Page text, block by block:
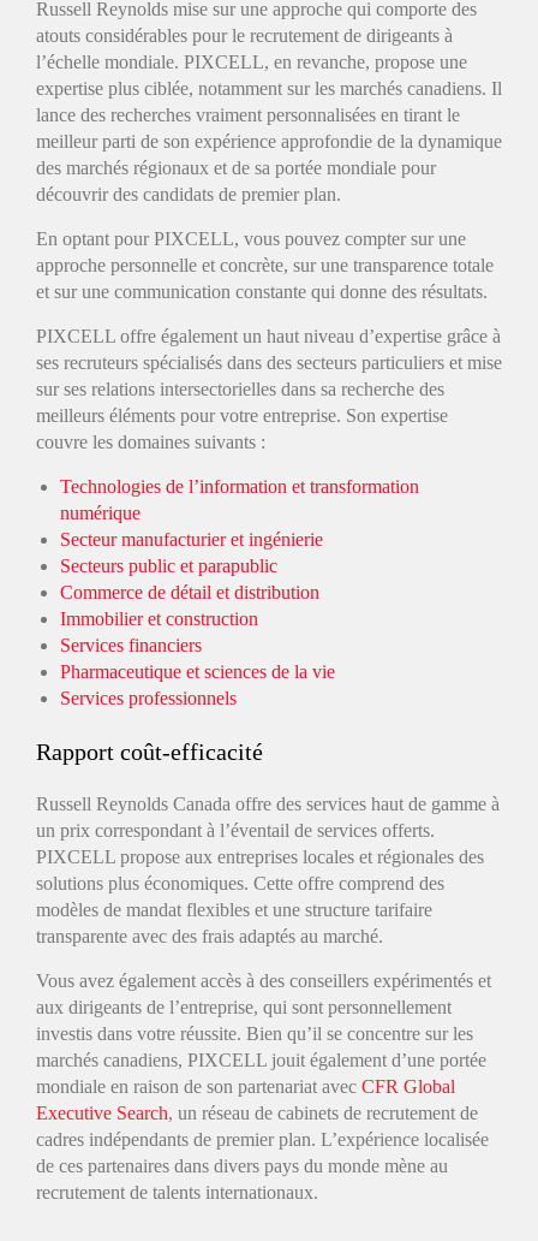
Russell Reynolds mise sur une approche qui comporte des
atouts considérables pour le recrutement de dirigeants à
l’échelle mondiale. PIXCELL, en revanche, propose une
expertise plus ciblée, notamment sur les marchés canadiens. Il
lance des recherches vraiment personnalisées en tirant le
meilleur parti de son expérience approfondie de la dynamique
des marchés régionaux et de sa portée mondiale pour
découvrir des candidats de premier plan.
En optant pour PIXCELL, vous pouvez compter sur une
approche personnelle et concrète, sur une transparence totale
et sur une communication constante qui donne des résultats.
PIXCELL offre également un haut niveau d’expertise grâce à
ses recruteurs spécialisés dans des secteurs particuliers et mise
sur ses relations intersectorielles dans sa recherche des
meilleurs éléments pour votre entreprise. Son expertise
couvre les domaines suivants :
Technologies de l’information et transformation
numérique
Secteur manufacturier et ingénierie
Secteurs public et parapublic
Commerce de détail et distribution
Immobilier et construction
Services financiers
Pharmaceutique et sciences de la vie
Services professionnels
Rapport coût-efficacité
Russell Reynolds Canada offre des services haut de gamme à
un prix correspondant à l’éventail de services offerts.
PIXCELL propose aux entreprises locales et régionales des
solutions plus économiques. Cette offre comprend des
modèles de mandat flexibles et une structure tarifaire
transparente avec des frais adaptés au marché.
Vous avez également accès à des conseillers expérimentés et
aux dirigeants de l’entreprise, qui sont personnellement
investis dans votre réussite. Bien qu’il se concentre sur les
marchés canadiens, PIXCELL jouit également d’une portée
mondiale en raison de son partenariat avec CFR Global
Executive Search, un réseau de cabinets de recrutement de
cadres indépendants de premier plan. L’expérience localisée
de ces partenaires dans divers pays du monde mène au
recrutement de talents internationaux.